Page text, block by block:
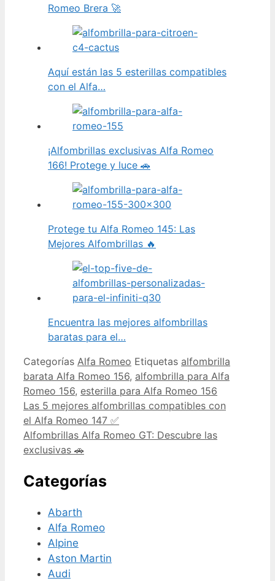
Romeo Brera 🚀
Aquí están las 5 esterillas compatibles
con el Alfa…
¡Alfombrillas exclusivas Alfa Romeo
166! Protege y luce 🚗
Protege tu Alfa Romeo 145: Las
Mejores Alfombrillas 🔥
Encuentra las mejores alfombrillas
baratas para el…
Categorías Alfa Romeo Etiquetas alfombrilla
barata Alfa Romeo 156, alfombrilla para Alfa
Romeo 156, esterilla para Alfa Romeo 156
Las 5 mejores alfombrillas compatibles con
el Alfa Romeo 147 ✅
Alfombrillas Alfa Romeo GT: Descubre las
exclusivas 🚗
Categorías
Abarth
Alfa Romeo
Alpine
Aston Martin
Audi